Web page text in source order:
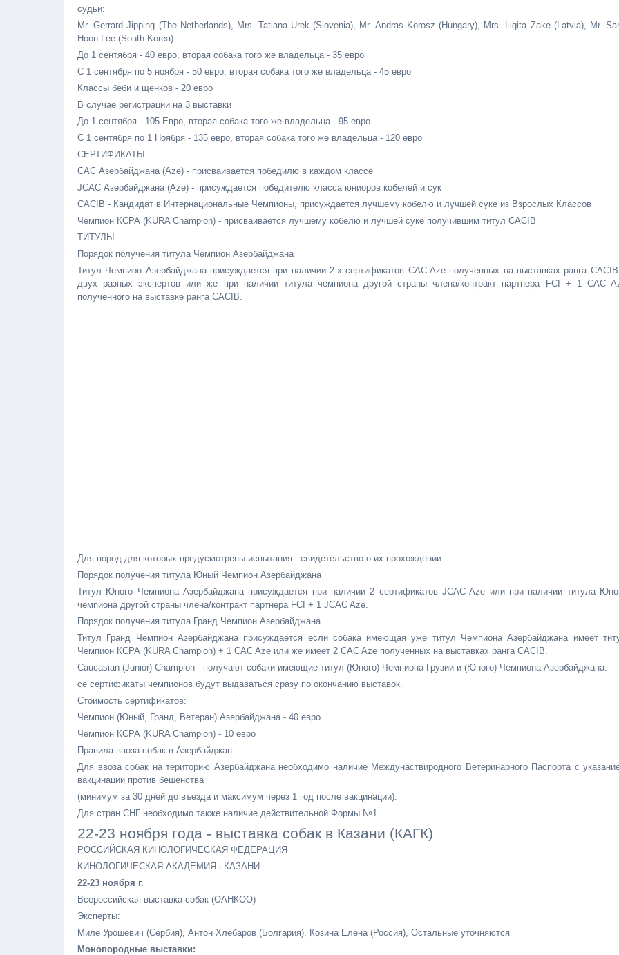
судьи:
Mr. Gerrard Jipping (The Netherlands), Mrs. Tatiana Urek (Slovenia), Mr. Andras Korosz (Hungary), Mrs. Ligita Zake (Latvia), Mr.
Hoon Lee (South Korea)
До 1 сентября - 40 евро, вторая собака того же владельца - 35 евро
С 1 сентября по 5 ноября - 50 евро, вторая собака того же владельца - 45 евро
Классы беби и щенков - 20 евро
В случае регистрации на 3 выставки
До 1 сентября - 105 Евро, вторая собака того же владельца - 95 евро
С 1 сентября по 1 Ноября - 135 евро, вторая собака того же владельца - 120 евро
СЕРТИФИКАТЫ
САС Азербайджана (Aze) - присваивается победилю в каждом классе
JCAC Азербайджана (Aze) - присуждается победителю класса юниоров кобелей и сук
CACIB - Кандидат в Интернациональные Чемпионы, присуждается лучшему кобелю и лучшей суке из Взрослых Классов
Чемпион КСРА (KURA Champion) - присваивается лучшему кобелю и лучшей суке получившим титул CACIB
ТИТУЛЫ
Порядок получения титула Чемпион Азербайджана
Титул Чемпион Азербайджана присуждается при наличии 2-х сертификатов CAC Aze полученных на выставках ранга
двух разных экспертов или же при наличии титула чемпиона другой страны члена/контракт партнера FCI + 1 CAC
полученного на выставке ранга CACIB.
Для пород для которых предусмотрены испытания - свидетельство о их прохождении.
Порядок получения титула Юный Чемпион Азербайджана
Титул Юного Чемпиона Азербайджана присуждается при наличии 2 сертификатов JCAC Aze или при наличии титула
чемпиона другой страны члена/контракт партнера FCI + 1 JCAC Aze.
Порядок получения титула Гранд Чемпион Азербайджана
Титул Гранд Чемпион Азербайджана присуждается если собака имеющая уже титул Чемпиона Азербайджана имеет
Чемпион КСРА (KURA Champion) + 1 CAC Aze или же имеет 2 CAC Aze полученных на выставках ранга CACIB.
Caucasian (Junior) Champion - получают собаки имеющие титул (Юного) Чемпиона Грузии и (Юного) Чемпиона Азербайджана.
се сертификаты чемпионов будут выдаваться сразу по окончанию выставок.
Стоимость сертификатов:
Чемпион (Юный, Гранд, Ветеран) Азербайджана - 40 евро
Чемпион КСРА (KURA Champion) - 10 евро
Правила ввоза собак в Азербайджан
Для ввоза собак на територию Азербайджана необходимо наличие Междунаствиродного Ветеринарного Паспорта с
вакцинации против бешенства
(минимум за 30 дней до въезда и максимум через 1 год после вакцинации).
Для стран СНГ необходимо также наличие действительной Формы №1
22-23 ноября года - выставка собак в Казани (КАГК)
РОССИЙСКАЯ КИНОЛОГИЧЕСКАЯ ФЕДЕРАЦИЯ
КИНОЛОГИЧЕСКАЯ АКАДЕМИЯ г.КАЗАНИ
22-23 ноября г.
Всероссийская выставка собак (ОАНКОО)
Эксперты:
Миле Урошевич (Сербия), Антон Хлебаров (Болгария), Козина Елена (Россия), Остальные уточняются
Монопородные выставки: